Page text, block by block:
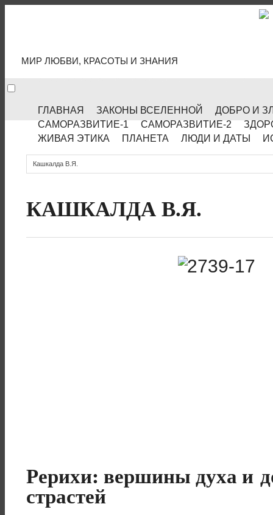
МИР ЛЮБВИ, КРАСОТЫ И ЗНАНИЯ
ГЛАВНАЯ ЗАКОНЫ ВСЕЛЕННОЙ
ДОБРО И
САМОРАЗВИТИЕ-1
САМОРАЗВИТИЕ-2
ЖИВАЯ ЭТИКА
ПЛАНЕТА ЛЮДИ И ДАТЫ
Кашкалда В.Я.
КАШКАЛДА В.Я.
Рерихи: вершины духа и
страстей